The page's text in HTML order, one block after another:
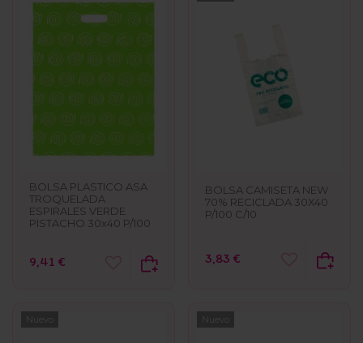
BOLSA PLASTICO ASA
TROQUELADA
ESPIRALES VERDE
PISTACHO 30x40 P/100
9,41 €
BOLSA CAMISETA NEW
70% RECICLADA 30X40
P/100 C/10
3,83 €
Nuevo Nuevo